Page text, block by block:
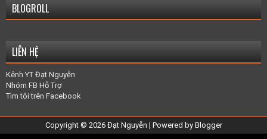
BLOGROLL
LIÊN HỆ
Kênh YT Đạt Nguyễn
Nhóm FB Hỗ Trợ
Tìm tôi trên Facebook
Copyright © 2026 Đạt Nguyễn | Powered by Blogger